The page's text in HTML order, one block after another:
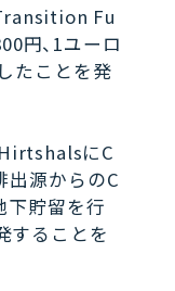
Fu
円、1ユーロ
たことを発
にC
出源からのC
下貯留を行
することを